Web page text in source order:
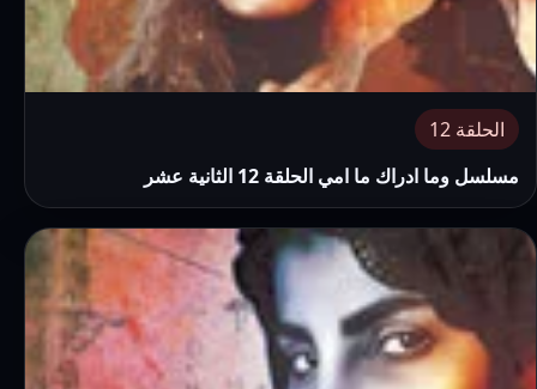
الحلقة 12
مسلسل وما ادراك ما امي الحلقة 12 الثانية عشر